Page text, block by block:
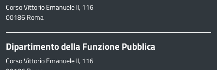
Corso Vittorio Emanuele II, 116
00186 Roma
Dipartimento della Funzione Pubblica
Corso Vittorio Emanuele II, 116